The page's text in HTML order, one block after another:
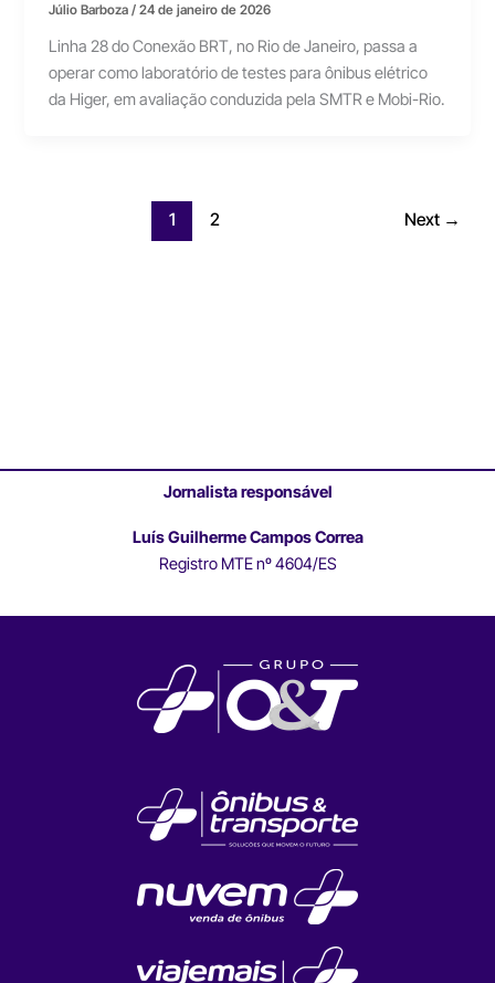
Júlio Barboza/24 de janeiro de 2026
Linha 28 do Conexão BRT, no Rio de Janeiro, passa a
operar como laboratório de testes para ônibus elétrico
da Higer, em avaliação conduzida pela SMTR e Mobi-Rio.
1 2 Next →
Jornalista responsável
Luís Guilherme Campos Correa
Registro MTE nº 4604/ES